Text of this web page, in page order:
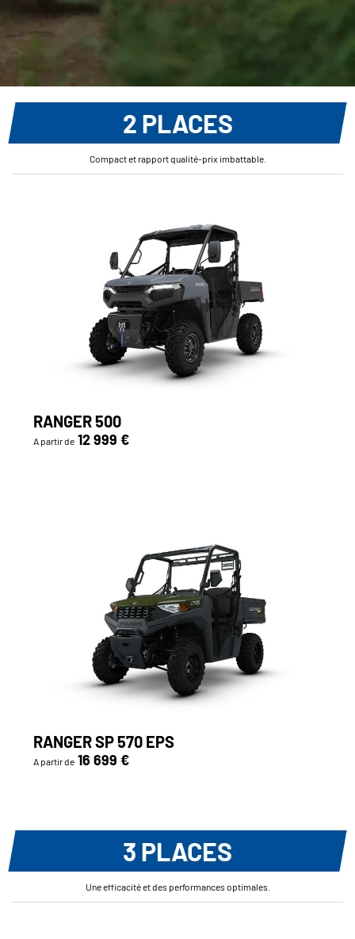
2 PLACES
Compact et rapport qualité-prix imbattable.
RANGER 500
A partir de 12 999 €
RANGER SP 570 EPS
A partir de 16 699 €
3 PLACES
Une efficacité et des performances optimales.